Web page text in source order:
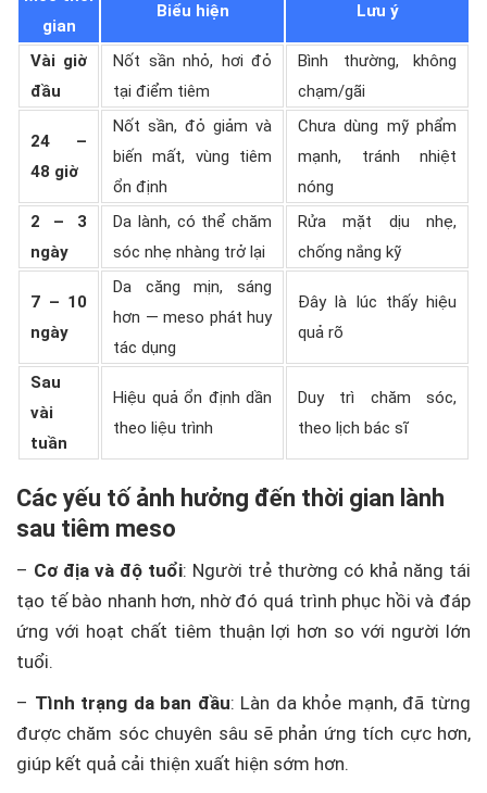
gian
Biểu hiện Lưu ý
Vài giờ
đầu
Nốt sần nhỏ, hơi đỏ
tại điểm tiêm
Bình thường, không
chạm/gãi
24 –
48 giờ
Nốt sần, đỏ giảm và
biến mất, vùng tiêm
ổn định
Chưa dùng mỹ phẩm
mạnh, tránh nhiệt
nóng
2 – 3
ngày
Da lành, có thể chăm
sóc nhẹ nhàng trở lại
Rửa mặt dịu nhẹ,
chống nắng kỹ
7 – 10
ngày
Da căng mịn, sáng
hơn — meso phát huy
tác dụng
Đây là lúc thấy hiệu
quả rõ
Sau
vài
tuần
Hiệu quả ổn định dần
theo liệu trình
Duy trì chăm sóc,
theo lịch bác sĩ
Các yếu tố ảnh hưởng đến thời gian lành
sau tiêm meso
– Cơ địa và độ tuổi: Người trẻ thường có khả năng tái
tạo tế bào nhanh hơn, nhờ đó quá trình phục hồi và đáp
ứng với hoạt chất tiêm thuận lợi hơn so với người lớn
tuổi.
– Tình trạng da ban đầu: Làn da khỏe mạnh, đã từng
được chăm sóc chuyên sâu sẽ phản ứng tích cực hơn,
giúp kết quả cải thiện xuất hiện sớm hơn.